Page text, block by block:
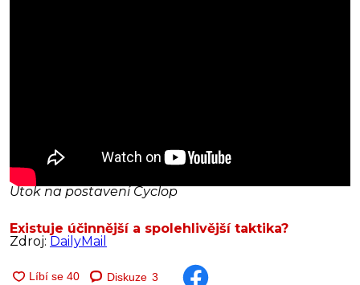
Útok na postavení Cyclop
Existuje účinnější a spolehlivější taktika?
Zdroj: DailyMail
Diskuze 3